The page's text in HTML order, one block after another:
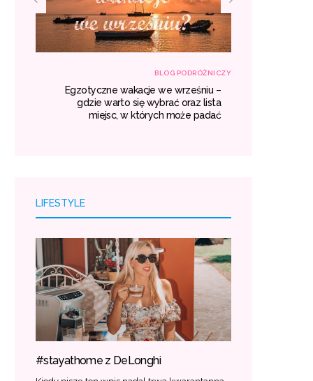
BLOG PODRÓŻNICZY
Egzotyczne wakacje we wrześniu –
gdzie warto się wybrać oraz lista
miejsc, w których może padać
LIFESTYLE
#stayathome z DeLonghi